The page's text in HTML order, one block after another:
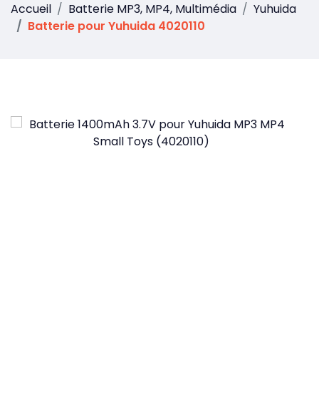
Accueil Batterie MP3, MP4, Multimédia
Yuhuida
Batterie pour Yuhuida 4020110